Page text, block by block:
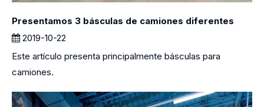
Presentamos 3 básculas de camiones diferentes
2019-10-22
Este artículo presenta principalmente básculas para
camiones.